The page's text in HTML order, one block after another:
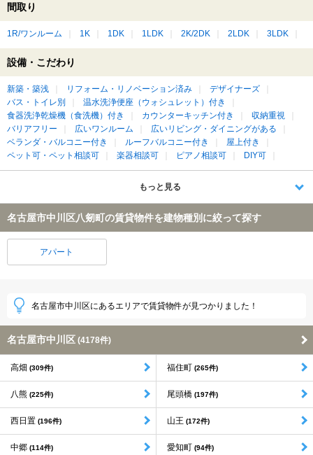
間取り
1R/ワンルーム 1K 1DK 1LDK 2K/2DK 2LDK 3LDK
設備・こだわり
新築・築浅 リフォーム・リノベーション済み
デザイナーズ
バス・トイレ別
温水洗浄便座（ウォシュレット）付き
食器洗浄乾燥機（食洗機）付き
カウンターキッチン付き
収納重視
バリアフリー
広いワンルーム
広いリビング・ダイニングがある
ベランダ・バルコニー付き
ルーフバルコニー付き
屋上付き
ペット可・ペット相談可
楽器相談可 ピアノ相談可 DIY可
もっと見る
名古屋市中川区八剱町の賃貸物件を建物種別に絞って探す
アパート
名古屋市中川区にあるエリアで賃貸物件が見つかりました！
名古屋市中川区 (4178件)
高畑 (309件) 福住町 (265件)
八熊 (225件) 尾頭橋 (197件)
西日置 (196件) 山王 (172件)
中郷 (114件) 愛知町 (94件)